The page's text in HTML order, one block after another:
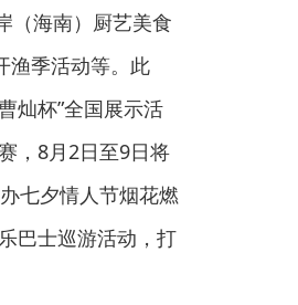
（海南）厨艺美食
渔季活动等。此
灿杯”全国展示活
，8月2日至9日将
七夕情人节烟花燃
巴士巡游活动，打